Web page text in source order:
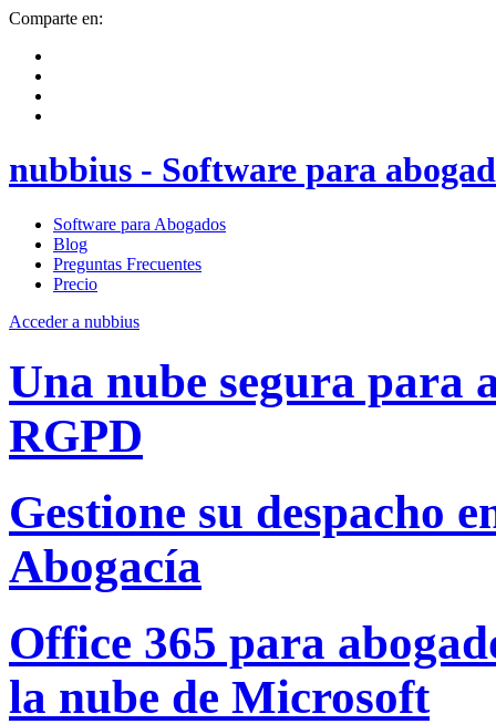
Comparte en:
nubbius - Software para
Software para Abogados
Blog
Preguntas Frecuentes
Precio
Acceder a nubbius
Una nube segura para
RGPD
Gestione su despacho
Abogacía
Office 365 para
la nube de Microsoft